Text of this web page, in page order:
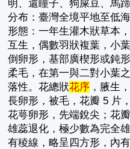
明、還瞳子、狗屎豆、馬
分布：臺灣全境平地至低
形態：一年生灌木狀草本
互生，偶數羽狀複葉，小
倒卵形，基部廣楔形或鈍
柔毛，在第一與二對小葉
落性。花總狀花序 ，腋生
長卵形，被毛，花瓣 5 片
花萼卵形，先端銳尖；花
雄蕊退化，極少數為完全
有稜線，略呈四方形，內